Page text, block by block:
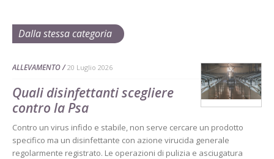
Dalla stessa categoria
ALLEVAMENTO 20 Luglio 2026
Quali disinfettanti scegliere
contro la Psa
Contro un virus infido e stabile, non serve cercare un prodotto
specifico ma un disinfettante con azione virucida generale
regolarmente registrato. Le operazioni di pulizia e asciugatura